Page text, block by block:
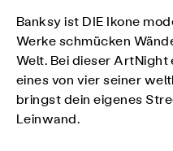
Banksy ist DIE Ikone
Werke schmücken
Welt. Bei dieser
eines von vier seiner
bringst dein eigenes
Leinwand.